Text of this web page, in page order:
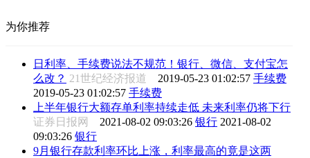
为你推荐
日利率、手续费说法不规范！银行、微信、支付宝怎
么改？ 21世纪经济报道 2019-05-23 01:02:57 手续费
2019-05-23 01:02:57 手续费
上半年银行大额存单利率持续走低 未来利率仍将下行
证券日报网 2021-08-02 09:03:26 银行 2021-08-02
09:03:26 银行
9月银行存款利率环比上涨，利率最高的竟是这两